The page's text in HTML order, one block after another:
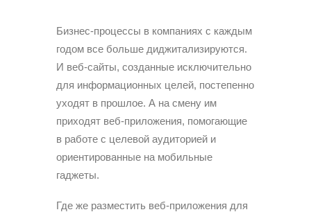
Бизнес-процессы в компаниях с каждым
годом все больше диджитализируются.
И веб-сайты, созданные исключительно
для информационных целей, постепенно
уходят в прошлое. А на смену им
приходят веб-приложения, помогающие
в работе с целевой аудиторией и
ориентированные на мобильные
гаджеты.
Где же разместить веб-приложения для